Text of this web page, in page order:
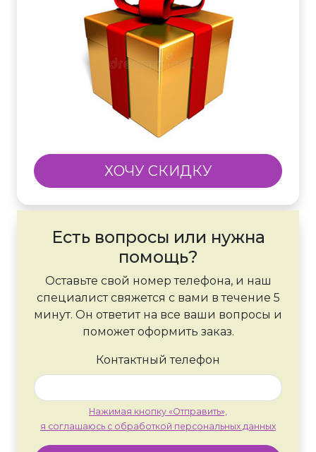
ХОЧУ СКИДКУ
Есть вопросы или нужна
помощь?
Оставьте свой номер телефона, и наш
специалист свяжется с вами в течение 5
минут. Он ответит на все ваши вопросы и
поможет оформить заказ.
Контактный телефон
Нажимая кнопку «Отправить»,
я соглашаюсь с обработкой персональных данных